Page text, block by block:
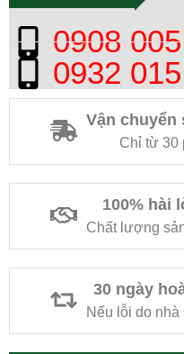
0908
0932
Vận chuyển
Chỉ từ 30
100% hài
Chất lượng
30 ngày
Nếu lỗi do nhà